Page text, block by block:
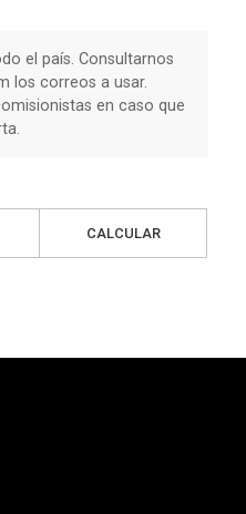
el país. Consultarnos
los correos a usar.
en caso que
CALCULAR